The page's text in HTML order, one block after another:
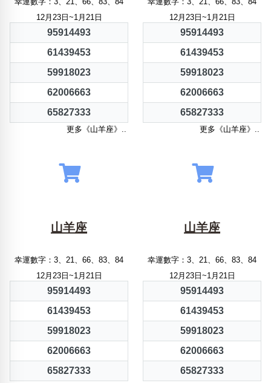
12月23日~1月21日
95914493
61439453
59918023
62006663
65827333
更多《山羊座》..
12月23日~1月21日
95914493
61439453
59918023
62006663
65827333
更多《山羊座》..
山羊座
幸運數字：3、21、66、83、84
12月23日~1月21日
95914493
61439453
59918023
62006663
65827333
山羊座
幸運數字：3、21、66、83、84
12月23日~1月21日
95914493
61439453
59918023
62006663
65827333